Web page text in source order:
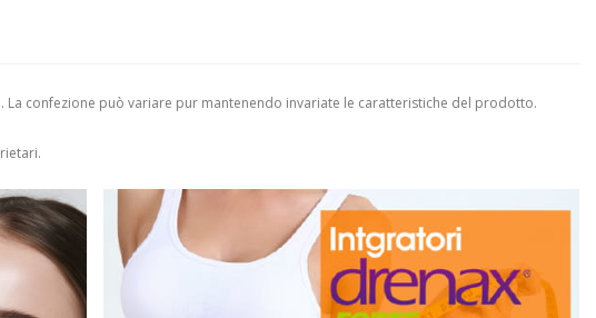
confezione può variare pur mantenendo invariate le caratteristiche del prodotto.